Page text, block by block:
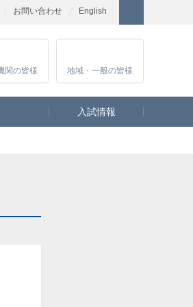
お問い合わせ English
関の皆様 地域・一般の皆様
入試情報